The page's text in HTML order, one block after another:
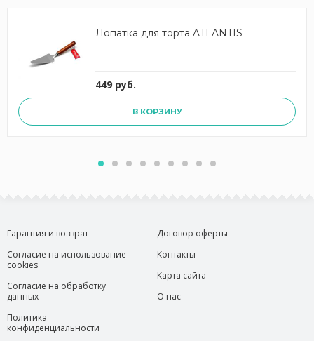
Лопатка для торта ATLANTIS
449 руб.
В КОРЗИНУ
Гарантия и возврат
Согласие на использование
cookies
Согласие на обработку
данных
Политика
конфиденциальности
Договор оферты
Контакты
Карта сайта
О нас